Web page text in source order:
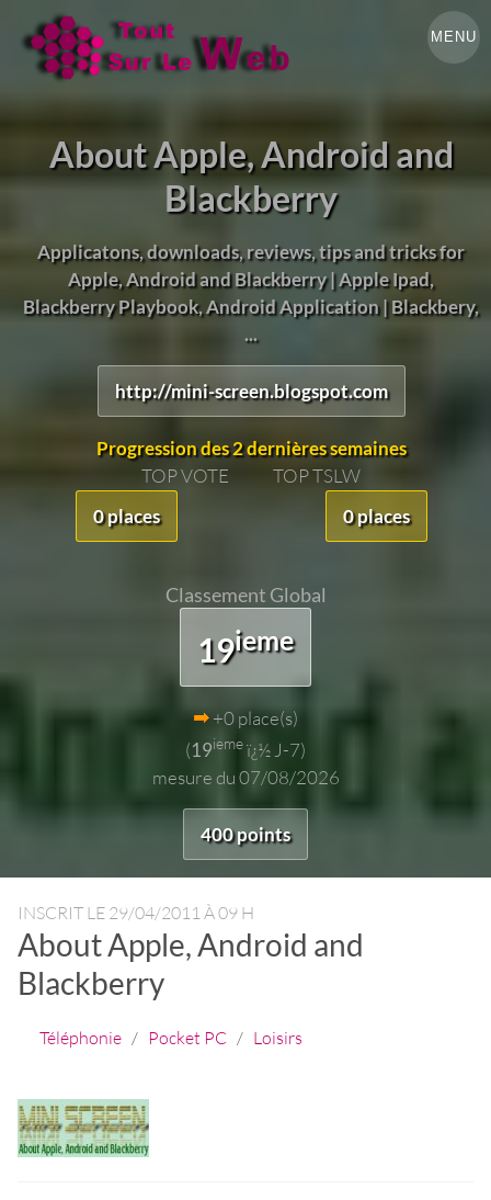
MENU
About Apple, Android and
Blackberry
Applicatons, downloads, reviews, tips and tricks for
Apple, Android and Blackberry | Apple Ipad,
Blackberry Playbook, Android Application | Blackbery,
...
http://mini-screen.blogspot.com
Progression des 2 dernières semaines
TOP VOTE
0 places
TOP TSLW
0 places
Classement Global
19ieme
+0 place(s)
(19iemeï¿½ J-7)
mesure du 07/08/2026
400 points
INSCRIT LE 29/04/2011 À 09 H
About Apple, Android and
Blackberry
Téléphonie / Pocket PC / Loisirs